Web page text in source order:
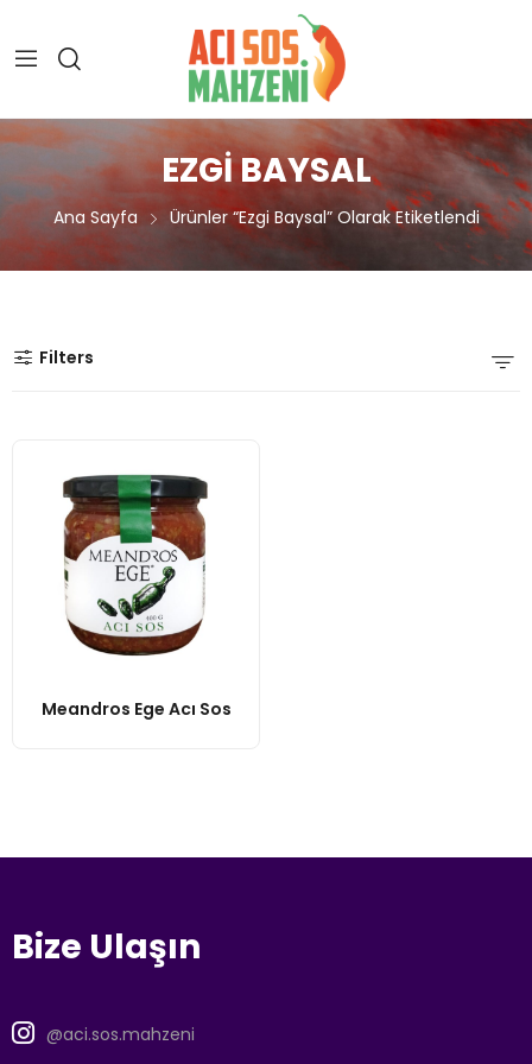
EZGI BAYSAL
Ana Sayfa Ürünler “ezgi Baysal” Olarak Etiketlendi
Filters
Meandros Ege Acı Sos
Bize Ulaşın
@aci.sos.mahzeni